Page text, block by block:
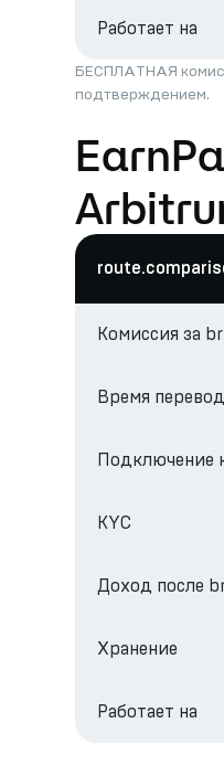
Работает на
БЕСПЛАТНАЯ
подтверждением.
Комиссия за
Время
Подключение
KYC
Доход после
Хранение
Работает на